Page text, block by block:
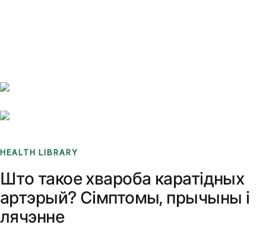
HEALTH LIBRARY
Што такое хвароба каратідных
артэрый? Сімптомы, прычыны і
лячэнне